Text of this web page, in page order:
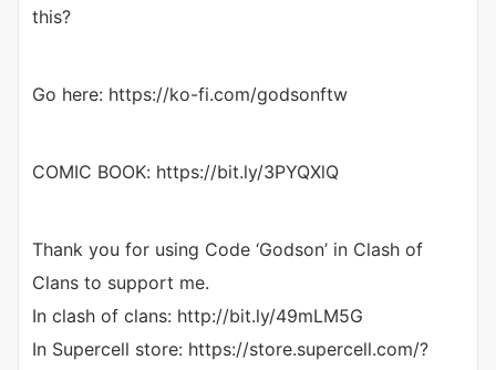
this?
Go here: https://ko-fi.com/godsonftw
COMIC BOOK: https://bit.ly/3PYQXlQ
Thank you for using Code ‘Godson’ in Clash of
Clans to support me.
In clash of clans: http://bit.ly/49mLM5G
In Supercell store: https://store.supercell.com/?